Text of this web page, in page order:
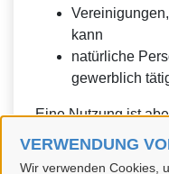
VERWENDUNG
Wir verwenden Cookies,
kann
natürliche
gewerblich
Eine Nutzung ist
Sinne von § 1 Abs.